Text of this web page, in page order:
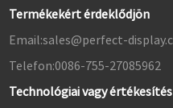
Termékekért érdeklődjön
Email:sales@perfect-
Telefon:0086-755-27085962
Technológiai vagy